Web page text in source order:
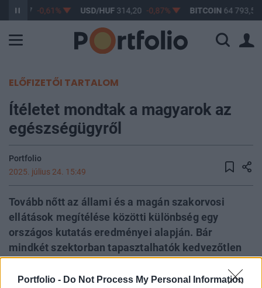
Portfolio - Do Not Process My Personal Information
363,17 -0,61% USD/HUF314,20 -0,87% BITCOIN64 793,50
ELŐFIZETŐI TARTALOM
Ítéletet mondtak a magyarok az
egészségügyről
Portfolio
2025. július 24. 15:49
Tovább nőtt az állami és a magán szakorvosi
ellátások megítélése közötti különbség egy
országos kutatás eredményei alapján. Bár
mindkét szektorban tapasztalhatók kedvezőtlen
szakorvoshoz fordul, elsősorban a rövidebb